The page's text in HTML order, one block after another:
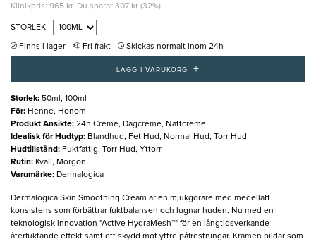
Klinikpris: 965 kr. Du sparar 307 kr (32%)
STORLEK
Finns i lager Fri frakt Skickas normalt inom 24h
LÄGG I VARUKORG +
Storlek: 50ml, 100ml
För: Henne, Honom
Produkt Ansikte: 24h Creme, Dagcreme, Nattcreme
Idealisk för Hudtyp: Blandhud, Fet Hud, Normal Hud, Torr Hud
Hudtillstånd: Fuktfattig, Torr Hud, Yttorr
Rutin: Kväll, Morgon
Varumärke: Dermalogica
Dermalogica Skin Smoothing Cream är en mjukgörare med medellätt
konsistens som förbättrar fuktbalansen och lugnar huden. Nu med en
teknologisk innovation "Active HydraMesh™" för en långtidsverkande
återfuktande effekt samt ett skydd mot yttre påfrestningar. Krämen bildar som